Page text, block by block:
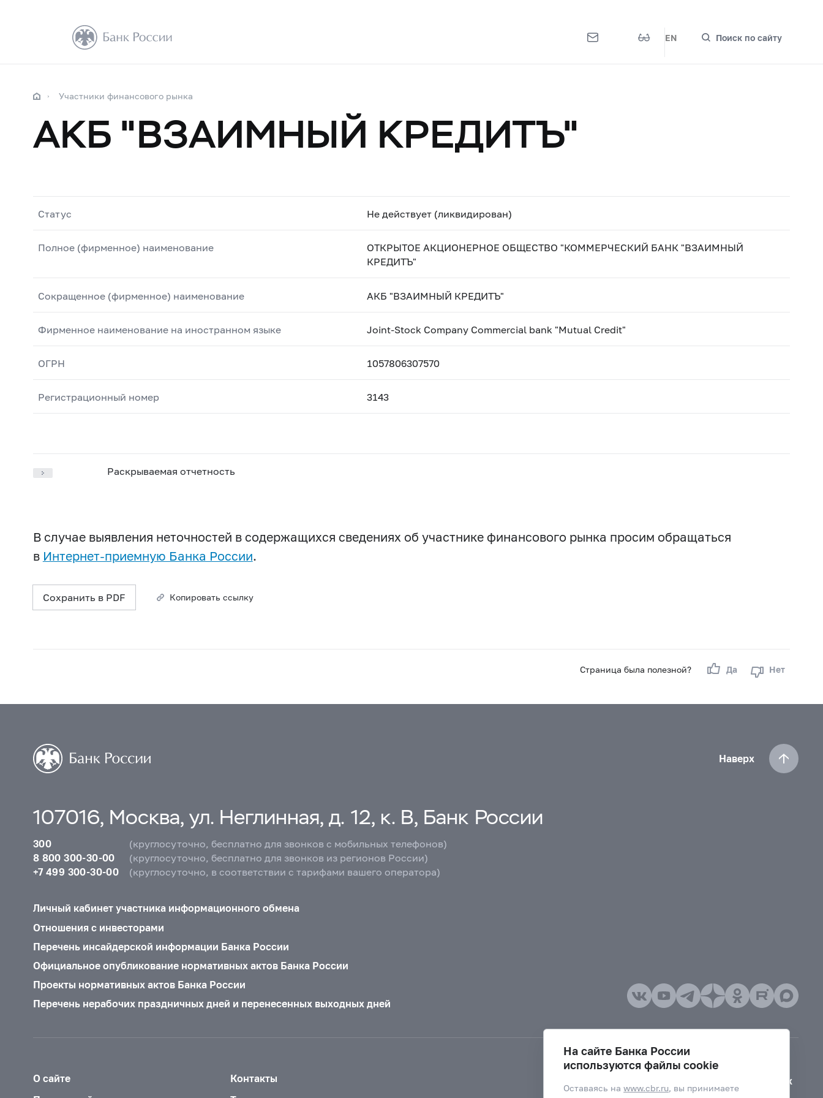
EN Поиск по сайту
Участники финансового рынка
АКБ "ВЗАИМНЫЙ КРЕДИТЪ"
Статус Не действует (ликвидирован)
Полное (фирменное) наименование
ОТКРЫТОЕ АКЦИОНЕРНОЕ ОБЩЕСТВО "КОММЕРЧЕСКИЙ БАНК "ВЗАИМНЫЙ
КРЕДИТЪ"
Сокращенное (фирменное) наименование АКБ "ВЗАИМНЫЙ КРЕДИТЪ"
Фирменное наименование на иностранном языке Joint-Stock Company Commercial bank "Mutual Credit"
ОГРН 1057806307570
Регистрационный номер 3143
Раскрываемая отчетность
В случае выявления неточностей в содержащихся сведениях об участнике финансового рынка просим обращаться
в Интернет-приемную Банка России.
Сохранить в PDF Копировать ссылку
Страница была полезной? Да Нет
Наверх
107016, Москва, ул. Неглинная, д. 12, к. В, Банк России
300
(круглосуточно, бесплатно для звонков с мобильных телефонов)
8 800 300-30-00
(круглосуточно, бесплатно для звонков из регионов России)
+7 499 300-30-00
(круглосуточно, в соответствии с тарифами вашего оператора)
Личный кабинет участника информационного обмена
Отношения с инвесторами
Перечень инсайдерской информации Банка России
Официальное опубликование нормативных актов Банка России
Проекты нормативных актов Банка России
Перечень нерабочих праздничных дней и перенесенных выходных дней
О сайте
Контакты
Версия для слабовидящих
На сайте Банка России
используются файлы cookie
Оставаясь наwww.cbr.ru, вы принимаете